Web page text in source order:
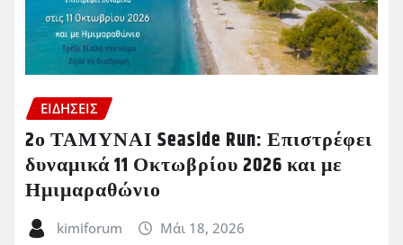
ΕΙΔΗΣΕΙΣ
2ο ΤΑΜΥΝΑΙ Seaside Run: Επιστρέφει
δυναμικά 11 Οκτωβρίου 2026 και με
Ημιμαραθώνιο
kimiforum Μάι 18, 2026